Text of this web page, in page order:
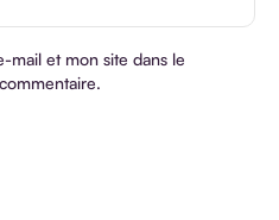
mail et mon site dans le